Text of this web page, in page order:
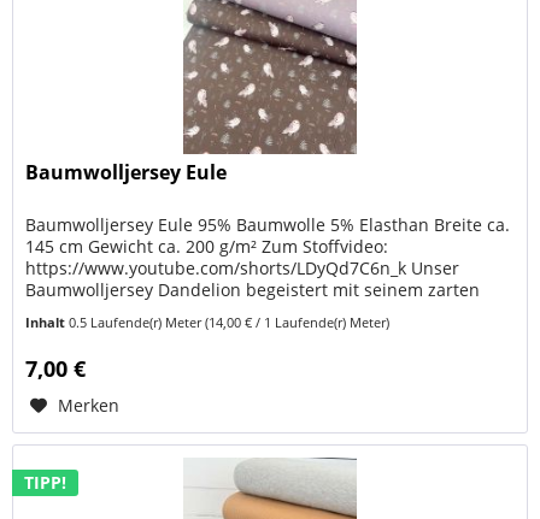
Baumwolljersey Eule
Baumwolljersey Eule 95% Baumwolle 5% Elasthan Breite ca.
145 cm Gewicht ca. 200 g/m² Zum Stoffvideo:
https://www.youtube.com/shorts/LDyQd7C6n_k Unser
Baumwolljersey Dandelion begeistert mit seinem zarten
Inhalt0.5 Laufende(r) Meter(14,00 € / 1 Laufende(r) Meter)
7,00 €
Merken
TIPP!